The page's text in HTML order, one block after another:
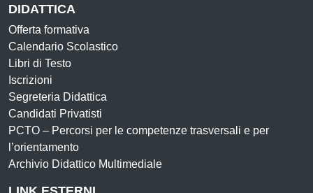
DIDATTICA
Offerta formativa
Calendario Scolastico
Libri di Testo
Iscrizioni
Segreteria Didattica
Candidati Privatisti
PCTO – Percorsi per le competenze trasversali e per
l’orientamento
Archivio Didattico Multimediale